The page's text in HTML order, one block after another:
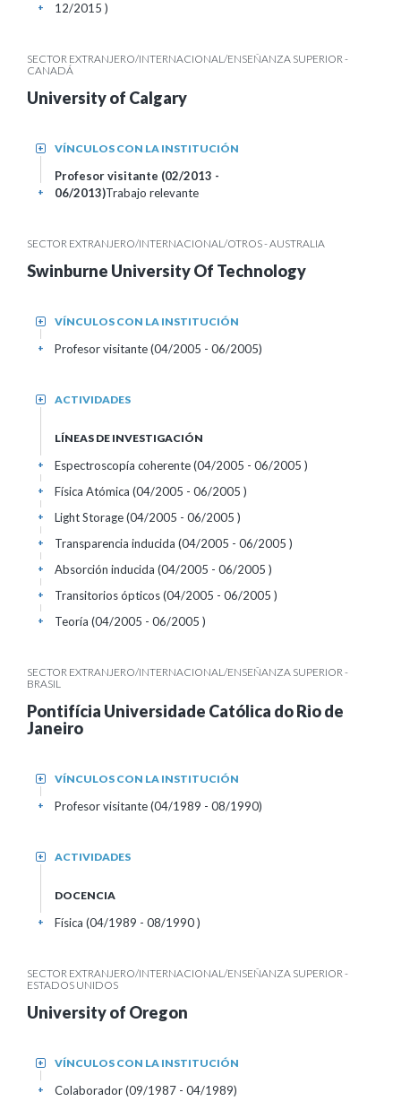
12/2015 )
+
SECTOR EXTRANJERO/INTERNACIONAL/ENSEÑANZA SUPERIOR -
CANADÁ
University of Calgary
VÍNCULOS CON LA INSTITUCIÓN
+
Profesor visitante (02/2013 -
06/2013)Trabajo relevante
+
SECTOR EXTRANJERO/INTERNACIONAL/OTROS - AUSTRALIA
Swinburne University Of Technology
VÍNCULOS CON LA INSTITUCIÓN
+
Profesor visitante (04/2005 - 06/2005)
+
ACTIVIDADES
+
LÍNEAS DE INVESTIGACIÓN
Espectroscopía coherente (04/2005 - 06/2005 )
+
Física Atómica (04/2005 - 06/2005 )
+
Light Storage (04/2005 - 06/2005 )
+
Transparencia inducida (04/2005 - 06/2005 )
+
Absorción inducida (04/2005 - 06/2005 )
+
Transitorios ópticos (04/2005 - 06/2005 )
+
Teoría (04/2005 - 06/2005 )
+
SECTOR EXTRANJERO/INTERNACIONAL/ENSEÑANZA SUPERIOR -
BRASIL
Pontifícia Universidade Católica do Rio de
Janeiro
VÍNCULOS CON LA INSTITUCIÓN
+
Profesor visitante (04/1989 - 08/1990)
+
ACTIVIDADES
+
DOCENCIA
Física (04/1989 - 08/1990 )
+
SECTOR EXTRANJERO/INTERNACIONAL/ENSEÑANZA SUPERIOR -
ESTADOS UNIDOS
University of Oregon
VÍNCULOS CON LA INSTITUCIÓN
+
Colaborador (09/1987 - 04/1989)
+